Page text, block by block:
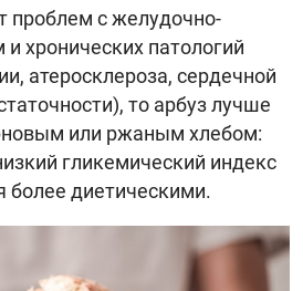
проблем с желудочно-
хронических патологий
атеросклероза, сердечной
то арбуз лучше
или ржаным хлебом:
гликемический индекс
более диетическими.